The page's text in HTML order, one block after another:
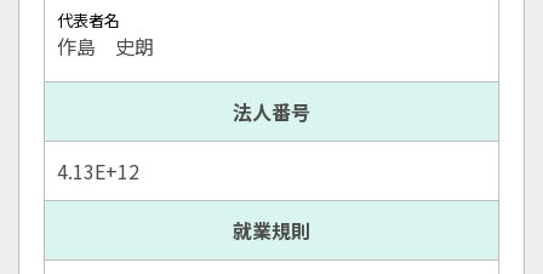
代表者名
作島 史朗
法人番号
4.13E+12
就業規則